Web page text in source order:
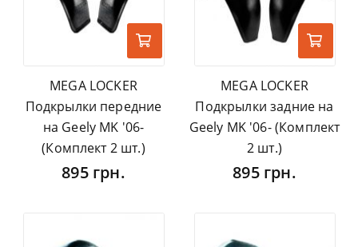
MEGA LOCKER
Подкрылки передние
на Geely MK '06-
(Комплект 2 шт.)
895 грн.
MEGA LOCKER
Подкрылки задние на
Geely MK '06- (Комплект
2 шт.)
895 грн.